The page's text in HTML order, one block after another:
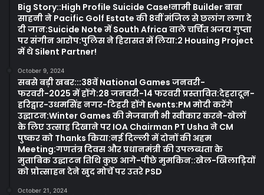
Big Story::High Profile Suicide Case!नामी Builder बाबा
साहनी ने Pacific Golf Estate की 8वीं मंजिल से छलांग लगा दे
दी जान:Suicide Note में South Africa वाले चर्चित अजय गुप्ता
पर संगीन आरोप:पुलिस ने हिरासत में लिया:2 Housing Project
में थे Silent Partner!
October 9, 2024
सबसे बड़ी खबर:::38वें National Games जनवरी-
फरवरी-2025 में होंगे:28 जनवरी-14 फरवरी प्रस्तावित:देहरादून-
हरिद्वार-उधमसिंह नगर-टिहरी होंगे Events:PM मोदी करेंगे
उद्घाटन:Winter Games की मेजबानी भी स्वीकार करने-खेलों
के लिए उत्साह दिखाने पर IOA Chairman PT Usha ने CM
पुष्कर को Thanks किया:नई दिल्ली में दोनों की अहम
Meeting:गणतंत्र दिवस और प्रधानमंत्री की उपलब्धता के
मुताबिक उद्घाटन तिथि कुछ आगे-पीछे मुमकिन::खेल-खिलाड़ियों
को प्रोत्साहन देने खुद मोर्चे पर उतरे PSD
October 21, 2024